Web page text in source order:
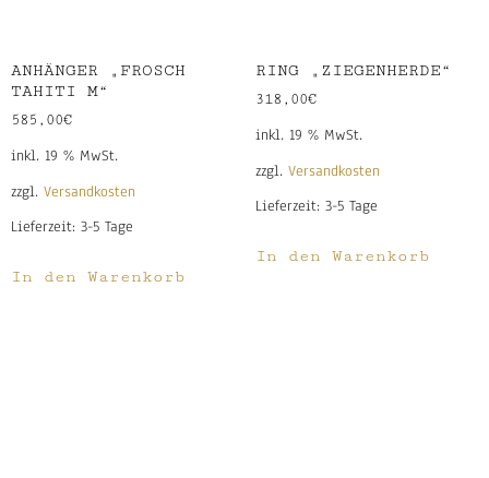
ANHÄNGER „FROSCH
TAHITI M“
585,00€
inkl. 19 % MwSt.
zzgl. Versandkosten
Lieferzeit: 3-5 Tage
In den Warenkorb
RING „ZIEGENHERDE“
318,00€
inkl. 19 % MwSt.
zzgl. Versandkosten
Lieferzeit: 3-5 Tage
In den Warenkorb